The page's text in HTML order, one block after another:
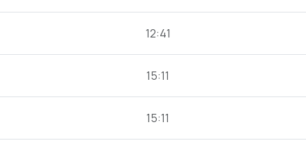
12:41
15:11
15:11